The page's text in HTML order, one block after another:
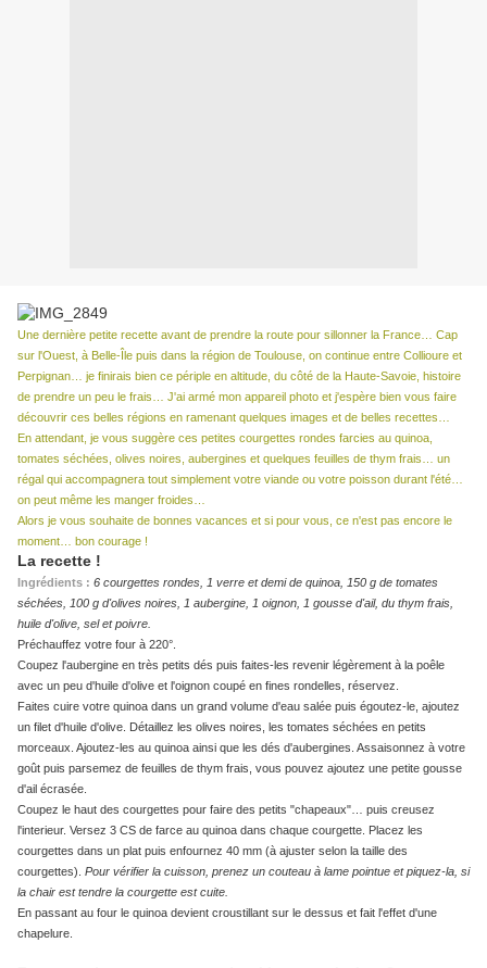
Une dernière petite recette avant de prendre la route pour sillonner la France… Cap
sur l'Ouest, à Belle-Île puis dans la région de Toulouse, on continue entre Collioure et
Perpignan… je finirais bien ce périple en altitude, du côté de la Haute-Savoie, histoire
de prendre un peu le frais… J'ai armé mon appareil photo et j'espère bien vous faire
découvrir ces belles régions en ramenant quelques images et de belles recettes…
En attendant, je vous suggère ces petites courgettes rondes farcies au quinoa,
tomates séchées, olives noires, aubergines et quelques feuilles de thym frais… un
régal qui accompagnera tout simplement votre viande ou votre poisson durant l'été…
on peut même les manger froides…
Alors je vous souhaite de bonnes vacances et si pour vous, ce n'est pas encore le
moment… bon courage !
La recette !
Ingrédients : 6 courgettes rondes, 1 verre et demi de quinoa, 150 g de tomates
séchées, 100 g d'olives noires, 1 aubergine, 1 oignon, 1 gousse d'ail, du thym frais,
huile d'olive, sel et poivre.
Préchauffez votre four à 220°.
Coupez l'aubergine en très petits dés puis faites-les revenir légèrement à la poêle
avec un peu d'huile d'olive et l'oignon coupé en fines rondelles, réservez.
Faites cuire votre quinoa dans un grand volume d'eau salée puis égoutez-le, ajoutez
un filet d'huile d'olive. Détaillez les olives noires, les tomates séchées en petits
morceaux. Ajoutez-les au quinoa ainsi que les dés d'aubergines. Assaisonnez à votre
goût puis parsemez de feuilles de thym frais, vous pouvez ajoutez une petite gousse
d'ail écrasée.
Coupez le haut des courgettes pour faire des petits "chapeaux"… puis creusez
l'interieur. Versez 3 CS de farce au quinoa dans chaque courgette. Placez les
courgettes dans un plat puis enfournez 40 mm (à ajuster selon la taille des
courgettes). Pour vérifier la cuisson, prenez un couteau à lame pointue et piquez-la, si
la chair est tendre la courgette est cuite.
En passant au four le quinoa devient croustillant sur le dessus et fait l'effet d'une
chapelure.